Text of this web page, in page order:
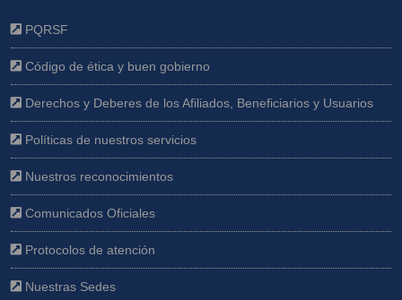
PQRSF
Código de ética y buen gobierno
Derechos y Deberes de los Afiliados, Beneficiarios y Usuarios
Políticas de nuestros servicios
Nuestros reconocimientos
Comunicados Oficiales
Protocolos de atención
Nuestras Sedes